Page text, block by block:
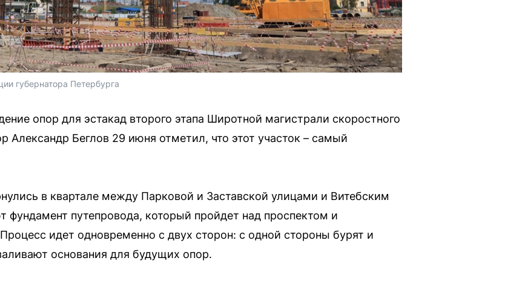
губернатора Петербурга
опор для эстакад второго этапа Широтной магистрали скоростного
Беглов 29 июня отметил, что этот участок – самый
в квартале между Парковой и Заставской улицами и Витебским
фундамент путепровода, который пройдет над проспектом и
идет одновременно с двух сторон: с одной стороны бурят и
основания для будущих опор.